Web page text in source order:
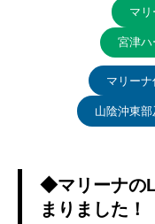
マ
宮津ハ
マリー
山陰沖東
◆マリーナの
まりました！